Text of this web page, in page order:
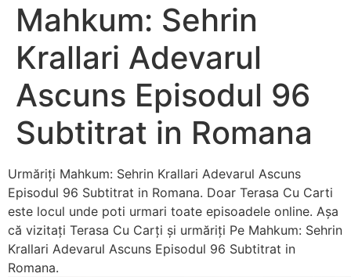
Mahkum: Sehrin
Krallari Adevarul
Ascuns Episodul 96
Subtitrat in Romana
Urmăriți Mahkum: Sehrin Krallari Adevarul Ascuns
Episodul 96 Subtitrat in Romana. Doar Terasa Cu Carti
este locul unde poti urmari toate episoadele online. Așa
că vizitați Terasa Cu Carți și urmăriți Pe Mahkum: Sehrin
Krallari Adevarul Ascuns Episodul 96 Subtitrat in
Romana.